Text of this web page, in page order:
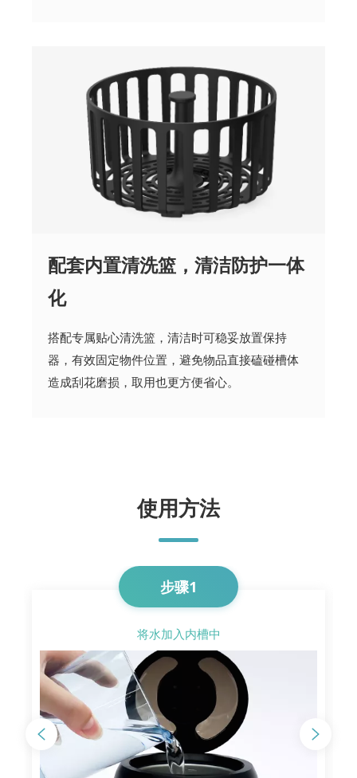
配套内置清洗篮，清洁防护一体
化
搭配专属贴心清洗篮，清洁时可稳妥放置保持
器，有效固定物件位置，避免物品直接磕碰槽体
造成刮花磨损，取用也更方便省心。
使用方法
步骤1
将水加入内槽中